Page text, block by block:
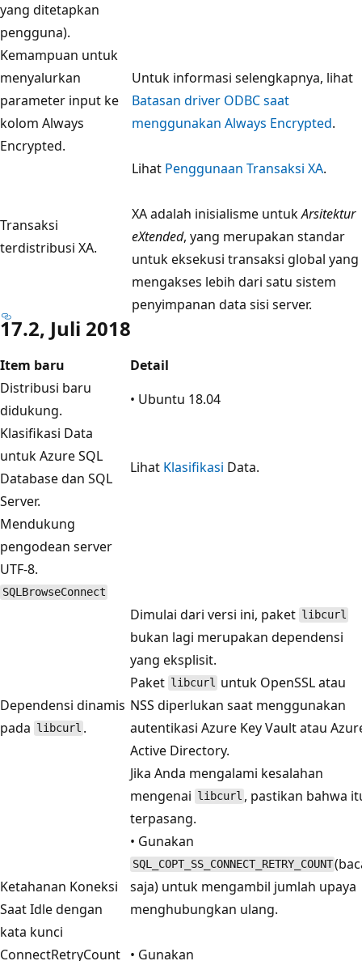
yang ditetapkan
pengguna).
Kemampuan untuk
menyalurkan
parameter input ke
kolom Always
Encrypted.
Untuk informasi selengkapnya, lihat
Batasan driver ODBC saat
menggunakan Always Encrypted.
Transaksi
terdistribusi XA.
Lihat Penggunaan Transaksi XA.
XA adalah inisialisme untukArsitektur
eXtended, yang merupakan standar
untuk eksekusi transaksi global yang
mengakses lebih dari satu sistem
penyimpanan data sisi server.
17.2, Juli 2018
Item baru
Detail
Distribusi baru
didukung.
• Ubuntu 18.04
Klasifikasi Data
untuk Azure SQL
Database dan SQL
Server.
Lihat Klasifikasi Data.
Mendukung
pengodean server
UTF-8.
SQLBrowseConnect
Dependensi dinamis
pada libcurl .
Dimulai dari versi ini, paket libcurl
bukan lagi merupakan dependensi
yang eksplisit.
Paket libcurl untuk OpenSSL atau
NSS diperlukan saat menggunakan
autentikasi Azure Key Vault atau
Active Directory.
Jika Anda mengalami kesalahan
mengenai libcurl , pastikan bahwa
terpasang.
Ketahanan Koneksi
Saat Idle dengan
kata kunci
ConnectRetryCount
• Gunakan
SQL_COPT_SS_CONNECT_RETRY_COUNT
saja) untuk mengambil jumlah upaya
menghubungkan ulang.
• Gunakan